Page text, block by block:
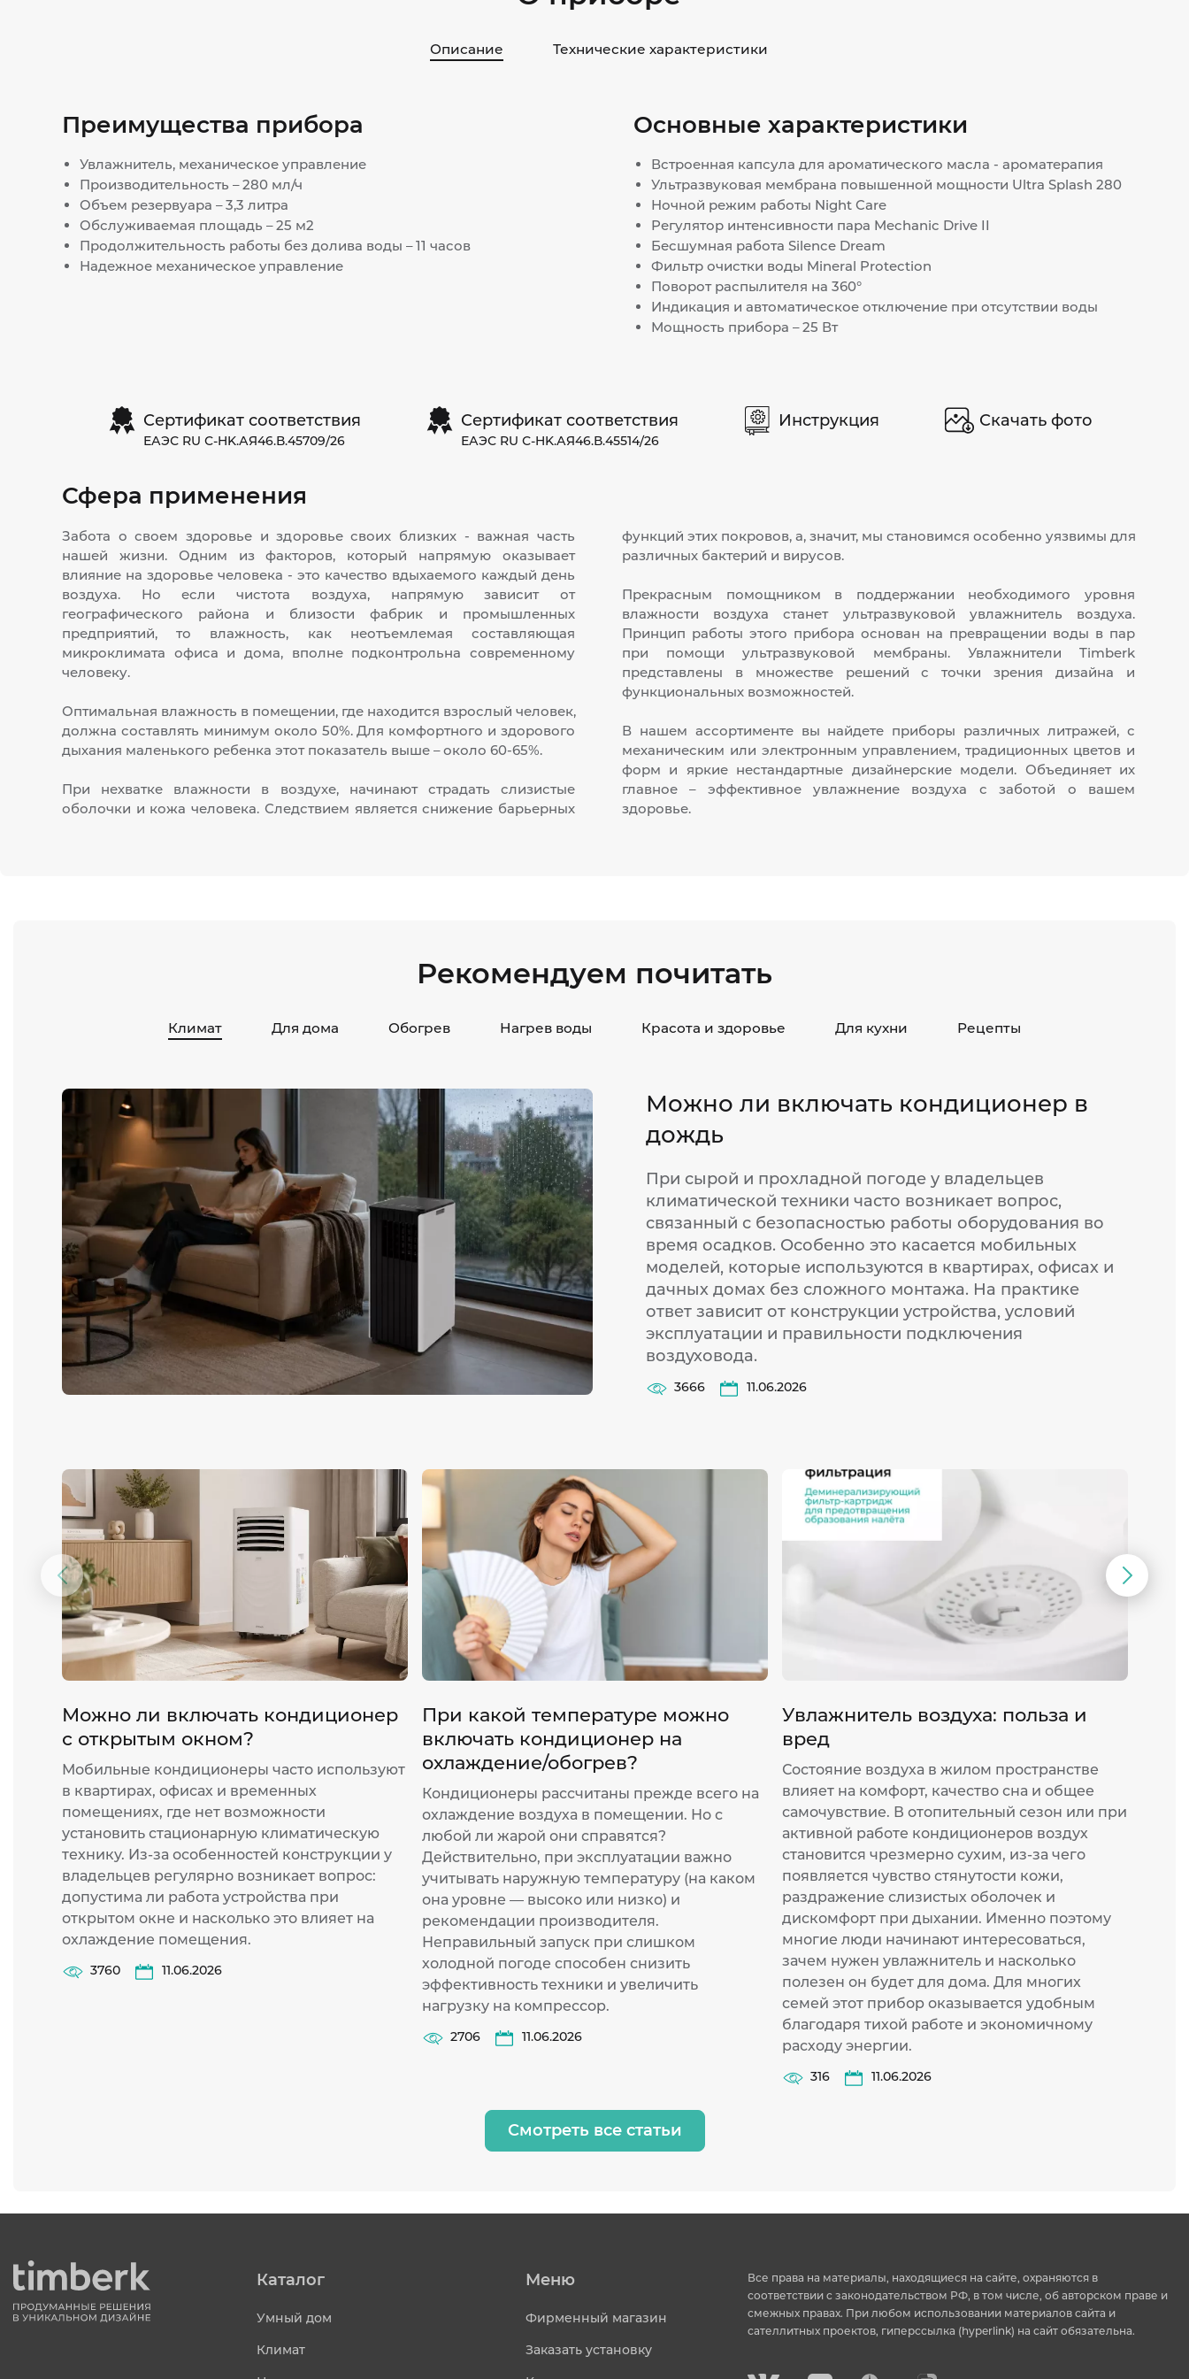
Описание Технические характеристики
Преимущества прибора
Увлажнитель, механическое управление
Производительность – 280 мл/ч
Объем резервуара – 3,3 литра
Обслуживаемая площадь – 25 м2
Продолжительность работы без долива воды – 11 часов
Надежное механическое управление
Основные характеристики
Встроенная капсула для ароматического масла - ароматерапия
Ультразвуковая мембрана повышенной мощности Ultra Splash 280
Ночной режим работы Night Care
Регулятор интенсивности пара Mechanic Drive II
Бесшумная работа Silence Dream
Фильтр очистки воды Mineral Protection
Поворот распылителя на 360°
Индикация и автоматическое отключение при отсутствии воды
Мощность прибора – 25 Вт
Сертификат соответствия
ЕАЭС RU С-HK.АЯ46.В.45709/26
Сертификат соответствия
ЕАЭС RU С-HK.АЯ46.В.45514/26
Инструкция Скачать фото
Сфера применения
Забота о своем здоровье и здоровье своих близких - важная часть
нашей жизни. Одним из факторов, который напрямую оказывает
влияние на здоровье человека - это качество вдыхаемого каждый день
воздуха. Но если чистота воздуха, напрямую зависит от
географического района и близости фабрик и промышленных
предприятий, то влажность, как неотъемлемая составляющая
микроклимата офиса и дома, вполне подконтрольна современному
человеку.
Оптимальная влажность в помещении, где находится взрослый человек,
должна составлять минимум около 50%. Для комфортного и здорового
дыхания маленького ребенка этот показатель выше – около 60-65%.
При нехватке влажности в воздухе, начинают страдать слизистые
оболочки и кожа человека. Следствием является снижение барьерных
функций этих покровов, а, значит, мы становимся особенно уязвимы для
различных бактерий и вирусов.
Прекрасным помощником в поддержании необходимого уровня
влажности воздуха станет ультразвуковой увлажнитель воздуха.
Принцип работы этого прибора основан на превращении воды в пар
при помощи ультразвуковой мембраны. Увлажнители Timberk
представлены в множестве решений с точки зрения дизайна и
функциональных возможностей.
В нашем ассортименте вы найдете приборы различных литражей, с
механическим или электронным управлением, традиционных цветов и
форм и яркие нестандартные дизайнерские модели. Объединяет их
главное – эффективное увлажнение воздуха с заботой о вашем
здоровье.
Рекомендуем почитать
Климат Для дома Обогрев Нагрев воды Красота и здоровье Для кухни Рецепты
Можно ли включать кондиционер в
дождь
При сырой и прохладной погоде у владельцев
климатической техники часто возникает вопрос,
связанный с безопасностью работы оборудования во
время осадков. Особенно это касается мобильных
моделей, которые используются в квартирах, офисах и
дачных домах без сложного монтажа. На практике
ответ зависит от конструкции устройства, условий
эксплуатации и правильности подключения
воздуховода.
3666 11.06.2026
Предыдущий
слайд
Можно ли включать кондиционер
с открытым окном?
Мобильные кондиционеры часто используют
в квартирах, офисах и временных
помещениях, где нет возможности
установить стационарную климатическую
технику. Из-за особенностей конструкции у
владельцев регулярно возникает вопрос:
допустима ли работа устройства при
открытом окне и насколько это влияет на
охлаждение помещения.
3760 11.06.2026
При какой температуре можно
включать кондиционер на
охлаждение/обогрев?
Кондиционеры рассчитаны прежде всего на
охлаждение воздуха в помещении. Но с
любой ли жарой они справятся?
Действительно, при эксплуатации важно
учитывать наружную температуру (на каком
она уровне — высоко или низко) и
рекомендации производителя.
Неправильный запуск при слишком
холодной погоде способен снизить
эффективность техники и увеличить
нагрузку на компрессор.
2706 11.06.2026
Увлажнитель воздуха: польза и
вред
Состояние воздуха в жилом пространстве
влияет на комфорт, качество сна и общее
самочувствие. В отопительный сезон или при
активной работе кондиционеров воздух
становится чрезмерно сухим, из-за чего
появляется чувство стянутости кожи,
раздражение слизистых оболочек и
дискомфорт при дыхании. Именно поэтому
многие люди начинают интересоваться,
зачем нужен увлажнитель и насколько
полезен он будет для дома. Для многих
семей этот прибор оказывается удобным
благодаря тихой работе и экономичному
расходу энергии.
316 11.06.2026
Смотреть все статьи
Каталог
Умный дом
Климат
Меню
Фирменный магазин
Заказать установку
Все права на материалы, находящиеся на сайте, охраняются в
соответствии с законодательством РФ, в том числе, об авторском праве и
смежных правах. При любом использовании материалов сайта и
сателлитных проектов, гиперссылка (hyperlink) на сайт обязательна.